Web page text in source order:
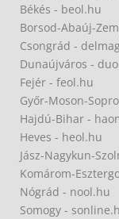
Békés - beol.hu
Borsod-Abaúj-
Csongrád -
Dunaújváros -
Fejér - feol.hu
Győr-Moson-
Hajdú-Bihar -
Heves - heol.hu
Jász-Nagykun-
Komárom-
Nógrád - nool.hu
Somogy -